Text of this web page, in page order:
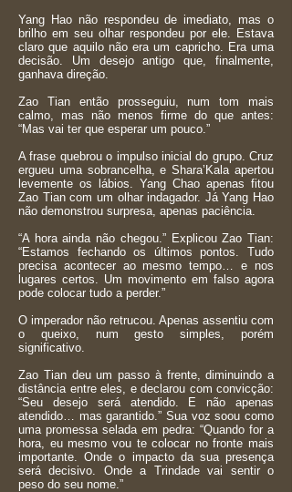
Yang Hao não respondeu de imediato, mas o
brilho em seu olhar respondeu por ele. Estava
claro que aquilo não era um capricho. Era uma
decisão. Um desejo antigo que, finalmente,
ganhava direção.
Zao Tian então prosseguiu, num tom mais
calmo, mas não menos firme do que antes:
“Mas vai ter que esperar um pouco.”
A frase quebrou o impulso inicial do grupo. Cruz
ergueu uma sobrancelha, e Shara’Kala apertou
levemente os lábios. Yang Chao apenas fitou
Zao Tian com um olhar indagador. Já Yang Hao
não demonstrou surpresa, apenas paciência.
“A hora ainda não chegou.” Explicou Zao Tian:
“Estamos fechando os últimos pontos. Tudo
precisa acontecer ao mesmo tempo… e nos
lugares certos. Um movimento em falso agora
pode colocar tudo a perder.”
O imperador não retrucou. Apenas assentiu com
o queixo, num gesto simples, porém
significativo.
Zao Tian deu um passo à frente, diminuindo a
distância entre eles, e declarou com convicção:
“Seu desejo será atendido. E não apenas
atendido… mas garantido.” Sua voz soou como
uma promessa selada em pedra: “Quando for a
hora, eu mesmo vou te colocar no fronte mais
importante. Onde o impacto da sua presença
será decisivo. Onde a Trindade vai sentir o
peso do seu nome.”